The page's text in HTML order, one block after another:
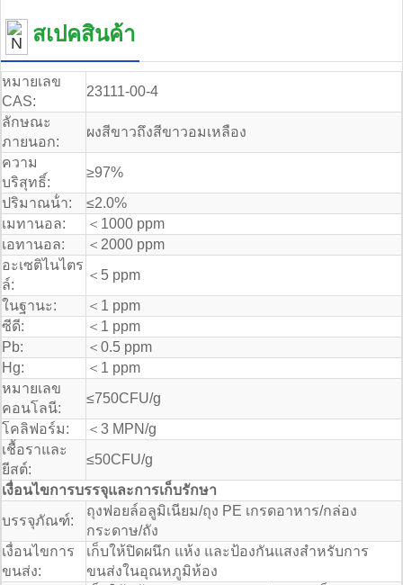
สเปคสินค้า
หมายเลข
CAS:
23111-00-4
ลักษณะ
ภายนอก:
ผงสีขาวถึงสีขาวอมเหลือง
ความ
บริสุทธิ์:
≥97%
ปริมาณน้ํา:
≤2.0%
เมทานอล:
＜1000 ppm
เอทานอล:
＜2000 ppm
อะเซติไนไตร
ล์:
＜5 ppm
ในฐานะ:
＜1 ppm
ซีดี:
＜1 ppm
Pb:
＜0.5 ppm
Hg:
＜1 ppm
หมายเลข
คอนโลนี:
≤750CFU/g
โคลิฟอร์ม:
＜3 MPN/g
เชื้อราและ
ยีสต์:
≤50CFU/g
เงื่อนไขการบรรจุและการเก็บรักษา
บรรจุภัณฑ์:
ถุงฟอยล์อลูมิเนียม/ถุง PE เกรดอาหาร/กล่อง
กระดาษ/ถัง
เงื่อนไขการ
ขนส่ง:
เก็บให้ปิดผนึก แห้ง และป้องกันแสงสําหรับการ
ขนส่งในอุณหภูมิห้อง